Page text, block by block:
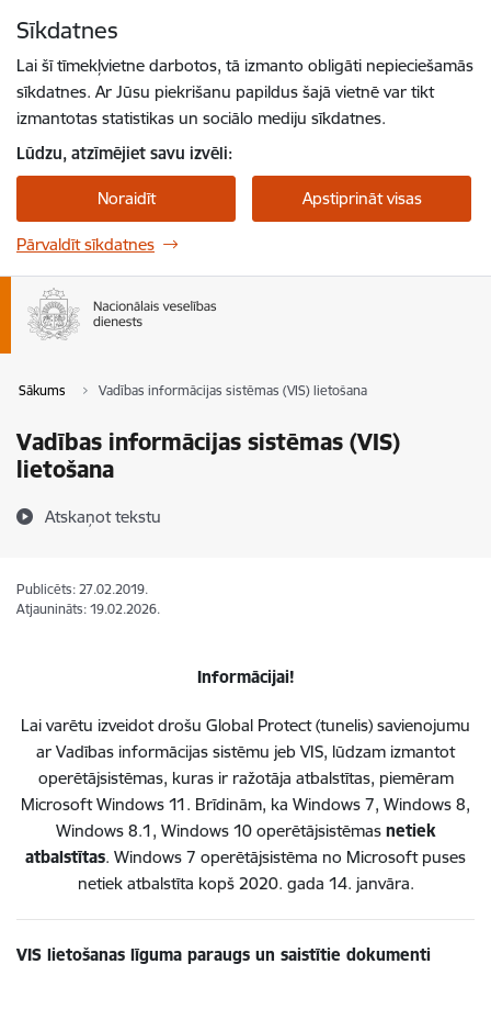
Sīkdatnes
Lai šī tīmekļvietne darbotos, tā izmanto obligāti nepieciešamās
sīkdatnes. Ar Jūsu piekrišanu papildus šajā vietnē var tikt
izmantotas statistikas un sociālo mediju sīkdatnes.
Lūdzu, atzīmējiet savu izvēli:
Noraidīt Apstiprināt visas
Pārvaldīt sīkdatnes
Sākums Vadības informācijas sistēmas (VIS) lietošana
Vadības informācijas sistēmas (VIS)
lietošana
Atskaņot tekstu
Publicēts: 27.02.2019.
Atjaunināts: 19.02.2026.
Informācijai!
Lai varētu izveidot drošu Global Protect (tunelis) savienojumu
ar Vadības informācijas sistēmu jeb VIS, lūdzam izmantot
operētājsistēmas, kuras ir ražotāja atbalstītas, piemēram
Microsoft Windows 11. Brīdinām, ka Windows 7, Windows 8,
Windows 8.1, Windows 10 operētājsistēmas netiek
atbalstītas. Windows 7 operētājsistēma no Microsoft puses
netiek atbalstīta kopš 2020. gada 14. janvāra.
VIS lietošanas līguma paraugs un saistītie dokumenti